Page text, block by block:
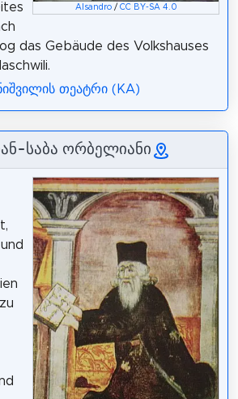
Alsandro/ CC BY-SA 4.0
das Gebäude des Volkshauses
თეატრი (KA)
საბა ორბელიანი